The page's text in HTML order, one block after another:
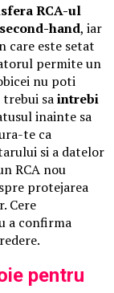
RCA-ul
hand, iar
care este setat
permite un
nu poti
saintrebi
inainte sa
te ca
si a datelor
RCA nou
protejarea
Cere
a confirma
pentru